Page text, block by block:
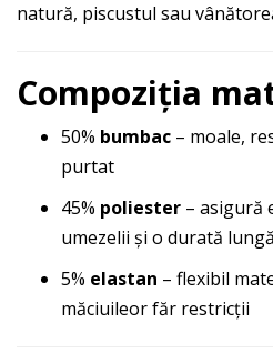
natură, piscustul sau
Compoziția
50% bumbac – moale,
purtat
45% poliester – asigură
umezelii și o durată
5% elastan – flexibil
măciuileor făr restricții